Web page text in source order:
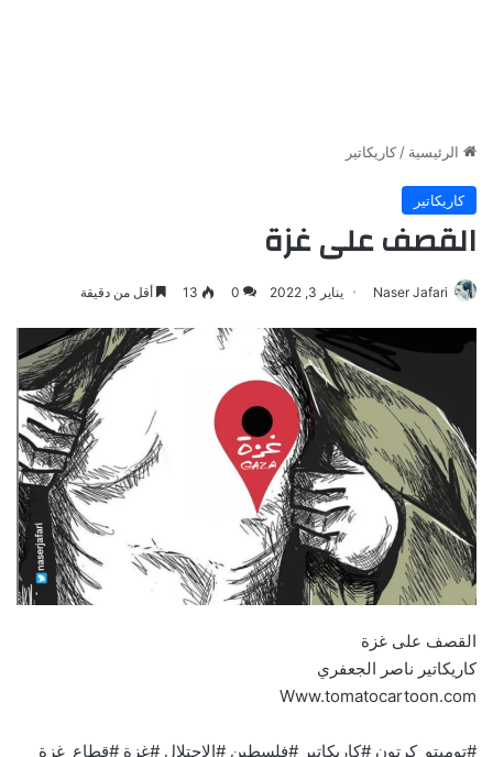
الرئيسية / كاريكاتير
كاريكاتير
القصف على غزة
Naser Jafari يناير 3, 2022 0
13 أقل من دقيقة
القصف على غزة
كاريكاتير ناصر الجعفري
Www.tomatocartoon.com
#توميتو_كرتون #كاريكاتير #فلسطين #الاحتلال #غزة #قطاع_غزة